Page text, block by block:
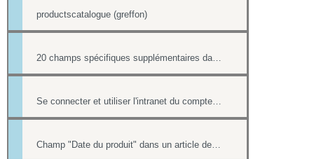
productscatalogue (greffon)
20 champs spécifiques supplémentaires dans la boutique
Se connecter et utiliser l'intranet du compte hipay direct
Champ "Date du produit" dans un article de la boutique